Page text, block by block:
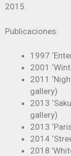
2015.
Publicaciones:
1997
2001
2011
gallery)
2013
gallery)
2013
2014
2018